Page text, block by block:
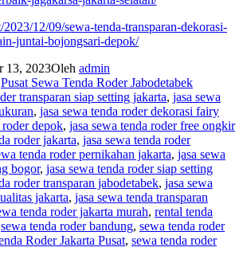
2023/12/09/sewa-tenda-transparan-dekorasi-
juntai-bojongsari-depok/
13, 2023Oleh admin
Pusat Sewa Tenda Roder Jabodetabek
transparan siap setting jakarta, jasa sewa
, jasa sewa tenda roder dekorasi fairy
roder depok, jasa sewa tenda roder free ongkir
roder jakarta, jasa sewa tenda roder
tenda roder pernikahan jakarta, jasa sewa
bogor, jasa sewa tenda roder siap setting
roder transparan jabodetabek, jasa sewa
jakarta, jasa sewa tenda transparan
tenda roder jakarta murah, rental tenda
sewa tenda roder bandung, sewa tenda roder
Roder Jakarta Pusat, sewa tenda roder